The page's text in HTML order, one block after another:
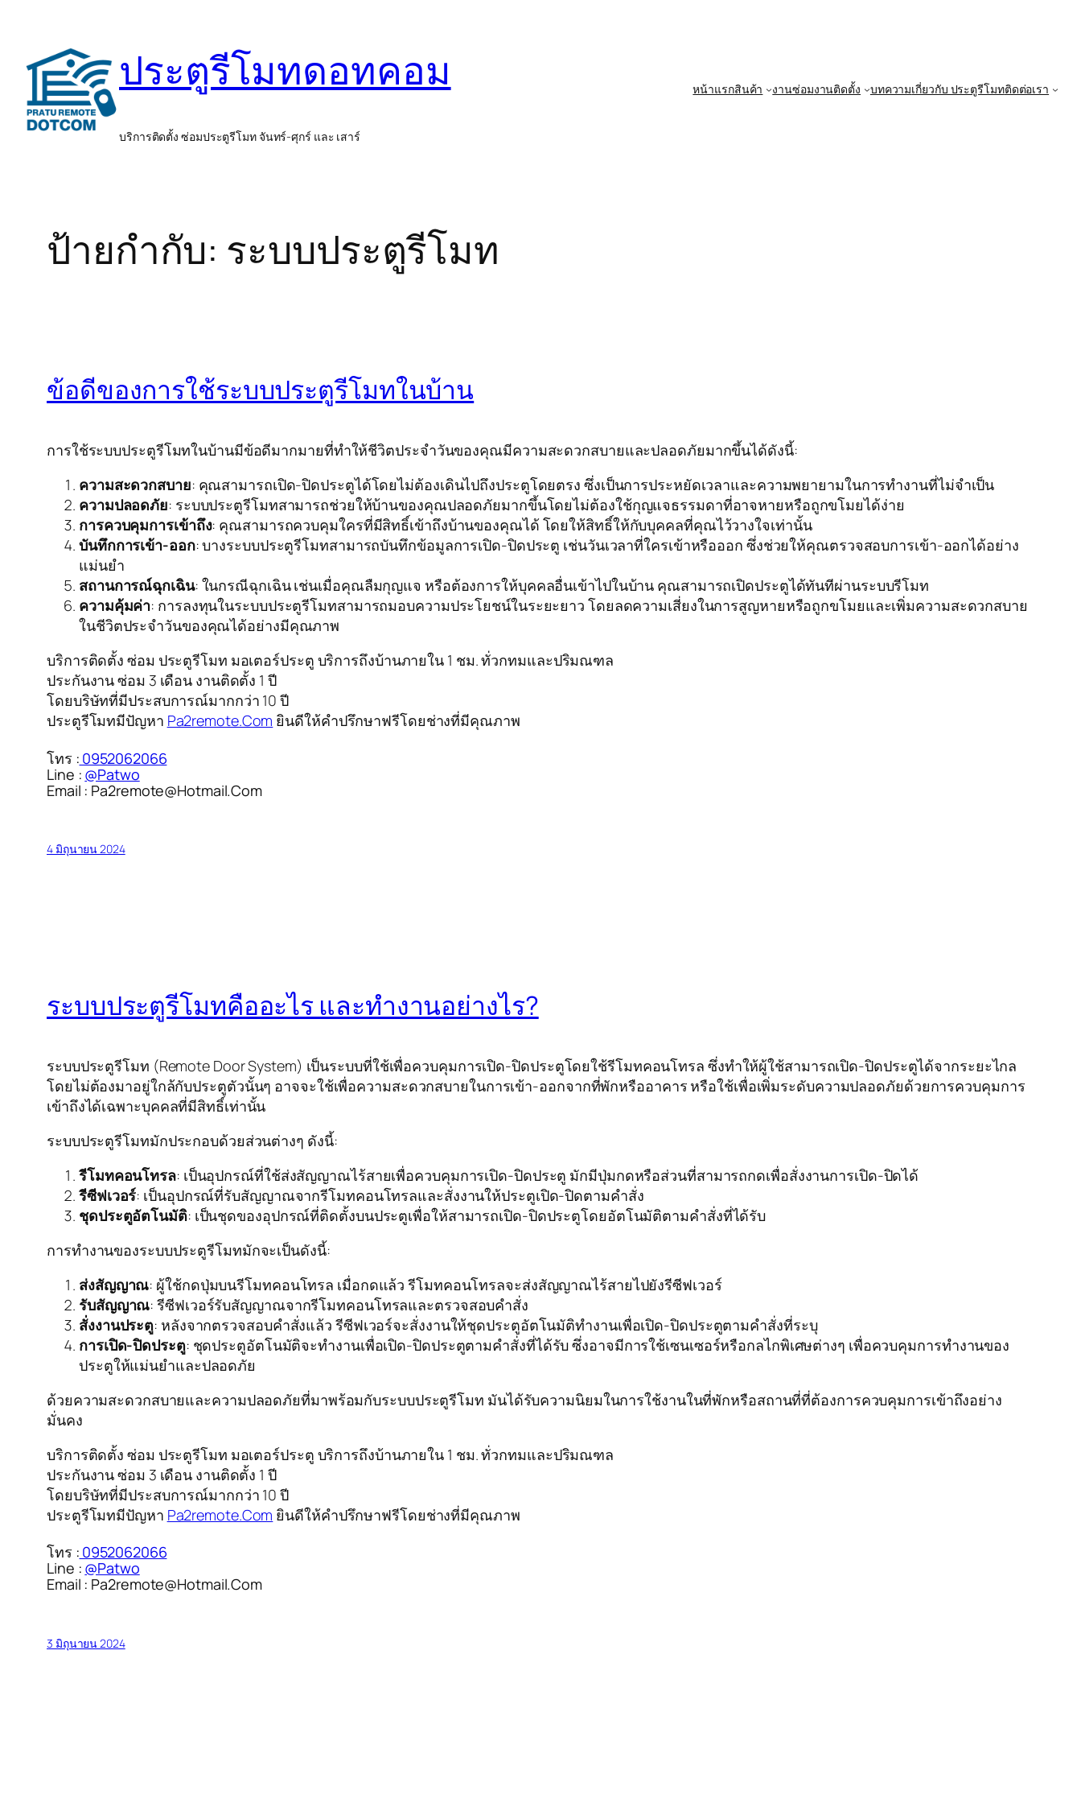
เนื้อหา
ประตูรีโมทดอทคอม
บริการติดตั้ง ซ่อมประตูรีโมท จันทร์-ศุกร์ และ เสาร์
หน้าแรกสินค้า งานซ่อมงานติดตั้ง บทความเกี่ยวกับ ประตูรีโมทติดต่อเรา
ป้ายกำกับ: ระบบประตูรีโมท
ข้อดีของการใช้ระบบประตูรีโมทในบ้าน
การใช้ระบบประตูรีโมทในบ้านมีข้อดีมากมายที่ทำให้ชีวิตประจำวันของคุณมีความสะดวกสบายและปลอดภัยมากขึ้นได้ดังนี้:
ความสะดวกสบาย: คุณสามารถเปิด-ปิดประตูได้โดยไม่ต้องเดินไปถึงประตูโดยตรง ซึ่งเป็นการประหยัดเวลาและความพยายามในการทำงานที่ไม่จำเป็น
ความปลอดภัย: ระบบประตูรีโมทสามารถช่วยให้บ้านของคุณปลอดภัยมากขึ้นโดยไม่ต้องใช้กุญแจธรรมดาที่อาจหายหรือถูกขโมยได้ง่าย
การควบคุมการเข้าถึง: คุณสามารถควบคุมใครที่มีสิทธิ์เข้าถึงบ้านของคุณได้ โดยให้สิทธิ์ให้กับบุคคลที่คุณไว้วางใจเท่านั้น
บันทึกการเข้า-ออก: บางระบบประตูรีโมทสามารถบันทึกข้อมูลการเปิด-ปิดประตู เช่นวันเวลาที่ใครเข้าหรือออก ซึ่งช่วยให้คุณตรวจสอบการเข้า-ออกได้อย่าง
แม่นยำ
สถานการณ์ฉุกเฉิน: ในกรณีฉุกเฉิน เช่นเมื่อคุณลืมกุญแจ หรือต้องการให้บุคคลอื่นเข้าไปในบ้าน คุณสามารถเปิดประตูได้ทันทีผ่านระบบรีโมท
ความคุ้มค่า: การลงทุนในระบบประตูรีโมทสามารถมอบความประโยชน์ในระยะยาว โดยลดความเสี่ยงในการสูญหายหรือถูกขโมยและเพิ่มความสะดวกสบาย
ในชีวิตประจำวันของคุณได้อย่างมีคุณภาพ
บริการติดตั้ง ซ่อม ประตูรีโมท มอเตอร์ประตู บริการถึงบ้านภายใน 1 ชม. ทั่วกทมและปริมณฑล
ประกันงาน ซ่อม 3 เดือน งานติดตั้ง 1 ปี
โดยบริษัทที่มีประสบการณ์มากกว่า 10 ปี
ประตูรีโมทมีปัญหา Pa2remote.Com ยินดีให้คำปรึกษาฟรีโดยช่างที่มีคุณภาพ
โทร : 0952062066
Line : @Patwo
Email : Pa2remote@Hotmail.Com
4 มิถุนายน 2024
ระบบประตูรีโมทคืออะไร และทำงานอย่างไร?
ระบบประตูรีโมท (Remote Door System) เป็นระบบที่ใช้เพื่อควบคุมการเปิด-ปิดประตูโดยใช้รีโมทคอนโทรล ซึ่งทำให้ผู้ใช้สามารถเปิด-ปิดประตูได้จากระยะไกล
โดยไม่ต้องมาอยู่ใกล้กับประตูตัวนั้นๆ อาจจะใช้เพื่อความสะดวกสบายในการเข้า-ออกจากที่พักหรืออาคาร หรือใช้เพื่อเพิ่มระดับความปลอดภัยด้วยการควบคุมการ
เข้าถึงได้เฉพาะบุคคลที่มีสิทธิ์เท่านั้น
ระบบประตูรีโมทมักประกอบด้วยส่วนต่างๆ ดังนี้:
รีโมทคอนโทรล: เป็นอุปกรณ์ที่ใช้ส่งสัญญาณไร้สายเพื่อควบคุมการเปิด-ปิดประตู มักมีปุ่มกดหรือส่วนที่สามารถกดเพื่อสั่งงานการเปิด-ปิดได้
รีซีฟเวอร์: เป็นอุปกรณ์ที่รับสัญญาณจากรีโมทคอนโทรลและสั่งงานให้ประตูเปิด-ปิดตามคำสั่ง
ชุดประตูอัตโนมัติ: เป็นชุดของอุปกรณ์ที่ติดตั้งบนประตูเพื่อให้สามารถเปิด-ปิดประตูโดยอัตโนมัติตามคำสั่งที่ได้รับ
การทำงานของระบบประตูรีโมทมักจะเป็นดังนี้:
ส่งสัญญาณ: ผู้ใช้กดปุ่มบนรีโมทคอนโทรล เมื่อกดแล้ว รีโมทคอนโทรลจะส่งสัญญาณไร้สายไปยังรีซีฟเวอร์
รับสัญญาณ: รีซีฟเวอร์รับสัญญาณจากรีโมทคอนโทรลและตรวจสอบคำสั่ง
สั่งงานประตู: หลังจากตรวจสอบคำสั่งแล้ว รีซีฟเวอร์จะสั่งงานให้ชุดประตูอัตโนมัติทำงานเพื่อเปิด-ปิดประตูตามคำสั่งที่ระบุ
การเปิด-ปิดประตู: ชุดประตูอัตโนมัติจะทำงานเพื่อเปิด-ปิดประตูตามคำสั่งที่ได้รับ ซึ่งอาจมีการใช้เซนเซอร์หรือกลไกพิเศษต่างๆ เพื่อควบคุมการทำงานของ
ประตูให้แม่นยำและปลอดภัย
ด้วยความสะดวกสบายและความปลอดภัยที่มาพร้อมกับระบบประตูรีโมท มันได้รับความนิยมในการใช้งานในที่พักหรือสถานที่ที่ต้องการควบคุมการเข้าถึงอย่าง
มั่นคง
บริการติดตั้ง ซ่อม ประตูรีโมท มอเตอร์ประตู บริการถึงบ้านภายใน 1 ชม. ทั่วกทมและปริมณฑล
ประกันงาน ซ่อม 3 เดือน งานติดตั้ง 1 ปี
โดยบริษัทที่มีประสบการณ์มากกว่า 10 ปี
ประตูรีโมทมีปัญหา Pa2remote.Com ยินดีให้คำปรึกษาฟรีโดยช่างที่มีคุณภาพ
โทร : 0952062066
Line : @Patwo
Email : Pa2remote@Hotmail.Com
3 มิถุนายน 2024